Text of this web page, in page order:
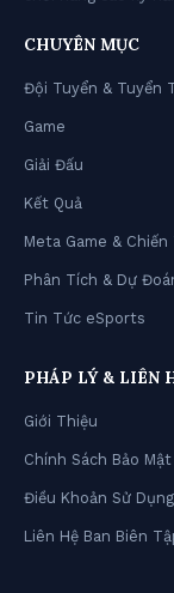
CHUYÊN MỤC
Đội Tuyển & Tuyển
Game
Giải Đấu
Kết Quả
Meta Game &
Phân Tích & Dự
Tin Tức eSports
PHÁP LÝ & LIÊN
Giới Thiệu
Chính Sách Bảo Mật
Điều Khoản Sử Dụng
Liên Hệ Ban Biên